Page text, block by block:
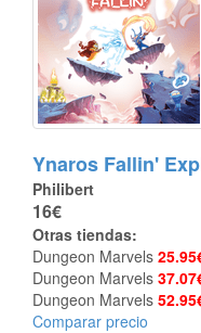
Ynaros Fallin'
Philibert
16€
Otras tiendas:
Dungeon Marvels
Dungeon Marvels
Dungeon Marvels
Comparar precio